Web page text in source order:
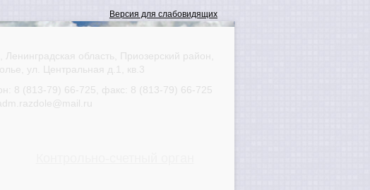
Ленинградская область, Приозерский район,
ул. Центральная д.1, кв.3
8 (813-79) 66-725 , факс: 8 (813-79) 66-725